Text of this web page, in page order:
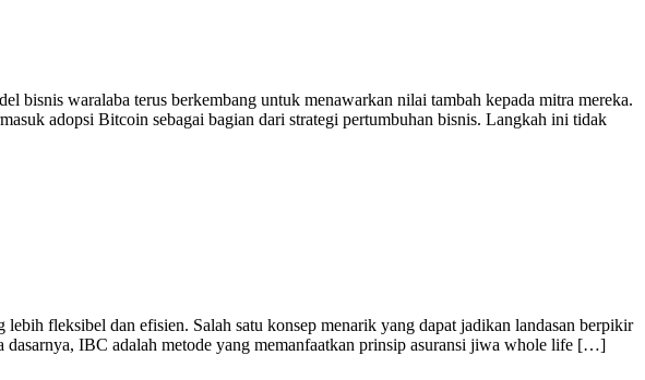
bisnis waralaba terus berkembang untuk menawarkan nilai tambah kepada mitra mereka.
adopsi Bitcoin sebagai bagian dari strategi pertumbuhan bisnis. Langkah ini tidak
fleksibel dan efisien. Salah satu konsep menarik yang dapat jadikan landasan berpikir
IBC adalah metode yang memanfaatkan prinsip asuransi jiwa whole life […]